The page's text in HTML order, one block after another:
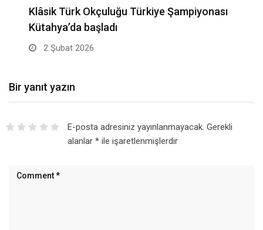
Klâsik Türk Okçuluğu Türkiye Şampiyonası
Kütahya’da başladı
2 Şubat 2026
Bir yanıt yazın
E-posta adresiniz yayınlanmayacak. Gerekli
alanlar *ile işaretlenmişlerdir